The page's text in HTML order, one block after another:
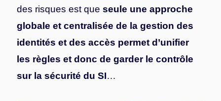
des risques est que seule une approche
globale et centralisée de la gestion des
identités et des accès permet d’unifier
les règles et donc de garder le contrôle
sur la sécurité du SI…